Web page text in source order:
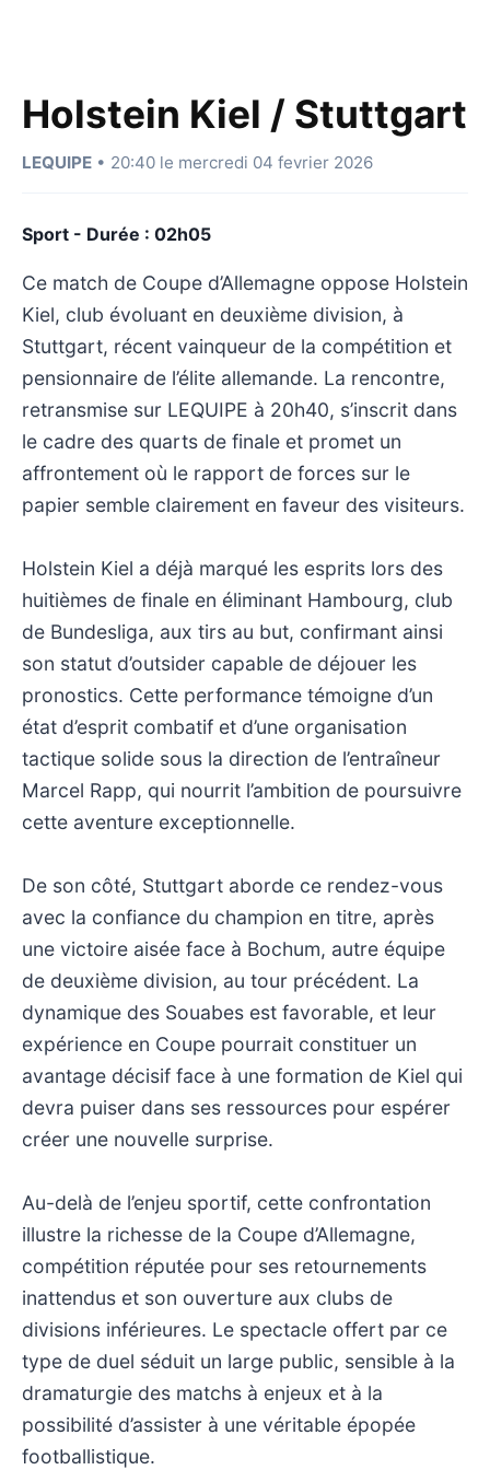
Holstein Kiel / Stuttgart
LEQUIPE • 20:40 le mercredi 04 fevrier 2026
Sport - Durée : 02h05
Ce match de Coupe d’Allemagne oppose Holstein
Kiel, club évoluant en deuxième division, à
Stuttgart, récent vainqueur de la compétition et
pensionnaire de l’élite allemande. La rencontre,
retransmise sur LEQUIPE à 20h40, s’inscrit dans
le cadre des quarts de finale et promet un
affrontement où le rapport de forces sur le
papier semble clairement en faveur des visiteurs.
Holstein Kiel a déjà marqué les esprits lors des
huitièmes de finale en éliminant Hambourg, club
de Bundesliga, aux tirs au but, confirmant ainsi
son statut d’outsider capable de déjouer les
pronostics. Cette performance témoigne d’un
état d’esprit combatif et d’une organisation
tactique solide sous la direction de l’entraîneur
Marcel Rapp, qui nourrit l’ambition de poursuivre
cette aventure exceptionnelle.
De son côté, Stuttgart aborde ce rendez-vous
avec la confiance du champion en titre, après
une victoire aisée face à Bochum, autre équipe
de deuxième division, au tour précédent. La
dynamique des Souabes est favorable, et leur
expérience en Coupe pourrait constituer un
avantage décisif face à une formation de Kiel qui
devra puiser dans ses ressources pour espérer
créer une nouvelle surprise.
Au-delà de l’enjeu sportif, cette confrontation
illustre la richesse de la Coupe d’Allemagne,
compétition réputée pour ses retournements
inattendus et son ouverture aux clubs de
divisions inférieures. Le spectacle offert par ce
type de duel séduit un large public, sensible à la
dramaturgie des matchs à enjeux et à la
possibilité d’assister à une véritable épopée
footballistique.